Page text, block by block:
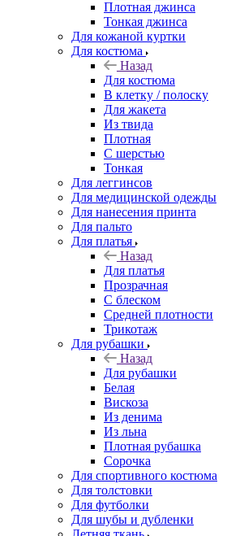
Плотная джинса
Тонкая джинса
Для кожаной куртки
Для костюма
Назад
Для костюма
В клетку / полоску
Для жакета
Из твида
Плотная
С шерстью
Тонкая
Для леггинсов
Для медицинской одежды
Для нанесения принта
Для пальто
Для платья
Назад
Для платья
Прозрачная
С блеском
Средней плотности
Трикотаж
Для рубашки
Назад
Для рубашки
Белая
Вискоза
Из денима
Из льна
Плотная рубашка
Сорочка
Для спортивного костюма
Для толстовки
Для футболки
Для шубы и дубленки